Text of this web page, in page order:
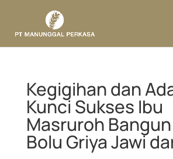
Kegigihan dan
Kunci Sukses Ibu
Masruroh
Bolu Griya Jawi